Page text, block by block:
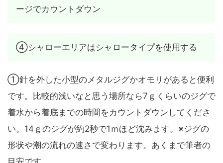
ージでカウントダウン
④シャローエリアはシャロータイプを使用する
①針を外した小型のメタルジグかオモリがあると便利
です。比較的浅いなと思う場所なら7ｇくらいのジグで
着水から着底までの時間をカウントダウンしてくださ
い。14ｇのジグが約2秒で1ｍほど沈みます。※ジグの
形状や潮の流れの速さで変わります。あくまで筆者の